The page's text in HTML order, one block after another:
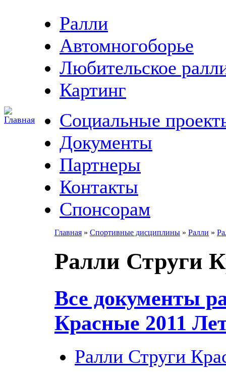
Ралли
Автомногоборье
Любительское
Картинг
Социальные
Документы
Партнеры
Контакты
Спонсорам
Главная » Спортивные дисциплины » Ралли »
Ралли Струги
Все документы
Красные 2011
Ралли Струги